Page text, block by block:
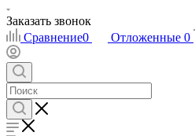
Заказать звонок
Сравнение0 Отложенные 0